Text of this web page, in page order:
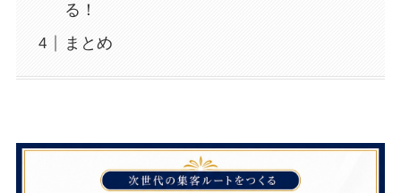
る！
まとめ